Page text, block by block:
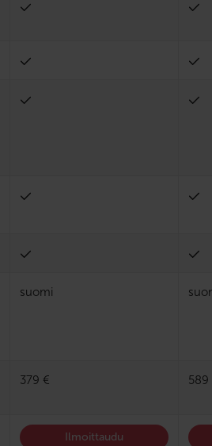
suomi
379 € 589
Ilmoittaudu